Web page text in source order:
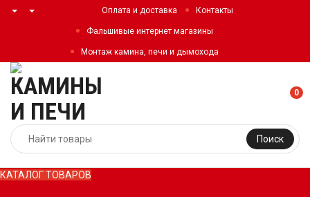
Оплата и доставка Контакты
Фальшивые интернет магазины
Монтаж камина, печи и дымохода
Поиск
0
КАТАЛОГ ТОВАРОВ